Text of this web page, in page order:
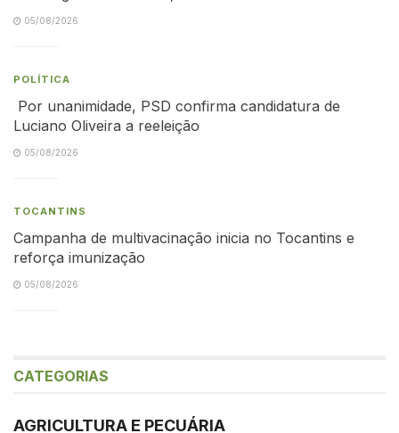
05/08/2026
POLÍTICA
Por unanimidade, PSD confirma candidatura de
Luciano Oliveira a reeleição
05/08/2026
TOCANTINS
Campanha de multivacinação inicia no Tocantins e
reforça imunização
05/08/2026
CATEGORIAS
AGRICULTURA E PECUÁRIA